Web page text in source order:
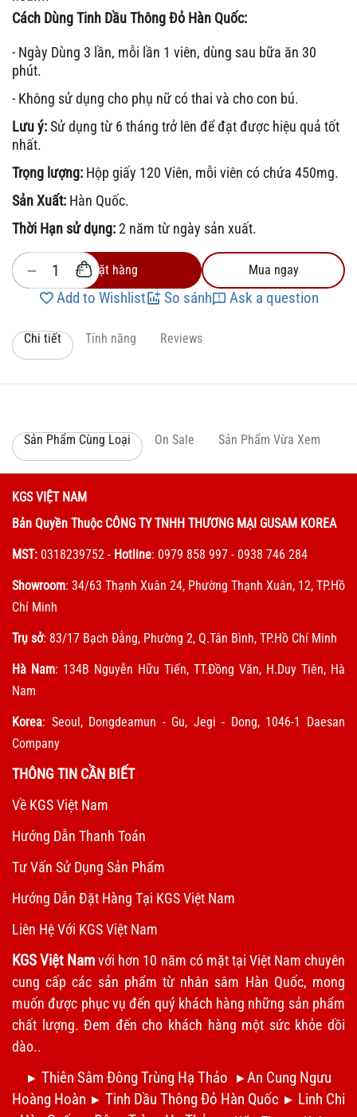
Cách Dùng Tinh Dầu Thông Đỏ Hàn Quốc:
- Ngày Dùng 3 lần, mỗi lần 1 viên, dùng sau bữa ăn 30
phút.
- Không sử dụng cho phụ nữ có thai và cho con bú.
Lưu ý:Sử dụng từ 6 tháng trở lên để đạt được hiệu quả tốt
nhất.
Trọng lượng: Hộp giấy 120 Viên, mỗi viên có chứa 450mg.
Sản Xuất: Hàn Quốc.
Thời Hạn sử dụng:2 năm từ ngày sản xuất.
+
− Đặt hàng Mua ngay
Add to Wishlist So sánh Ask a question
Chi tiết Tính năng Reviews
Sản Phẩm Cùng Loại On Sale Sản Phẩm Vừa Xem
KGS VIỆT NAM
Bản Quyền Thuộc CÔNG TY TNHH THƯƠNG MẠI GUSAM KOREA
MST: 0318239752 - Hotline: 0979 858 997 - 0938 746 284
Showroom: 34/63 Thạnh Xuân 24, Phường Thạnh Xuân, 12, TP.Hồ
Chí Minh
Trụ sở: 83/17 Bạch Đằng, Phường 2, Q.Tân Bình, TP.Hồ Chí Minh
Hà Nam: 134B Nguyễn Hữu Tiến, TT.Đồng Văn, H.Duy Tiên, Hà
Nam
Korea: Seoul, Dongdeamun - Gu, Jegi - Dong, 1046-1 Daesan
Company
THÔNG TIN CẦN BIẾT
Về KGS Việt Nam
Hướng Dẫn Thanh Toán
Tư Vấn Sử Dụng Sản Phẩm
Hướng Dẫn Đặt Hàng Tại KGS Việt Nam
Liên Hệ Với KGS Việt Nam
KGS Việt Namvới hơn 10 năm có mặt tại Việt Nam chuyên
cung cấp các sản phẩm từ nhân sâm Hàn Quốc, mong
muốn được phục vụ đến quý khách hàng những sản phẩm
chất lượng. Đem đến cho khách hàng một sức khỏe dồi
dào..
► Thiên Sâm Đông Trùng Hạ Thảo ►An Cung Ngưu
Hoàng Hoàn ► Tinh Dầu Thông Đỏ Hàn Quốc ► Linh Chi